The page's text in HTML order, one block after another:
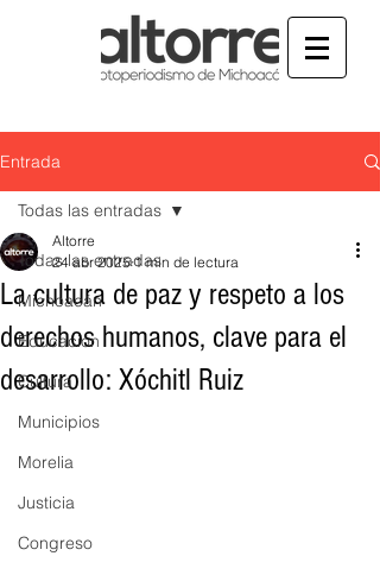
Entrada
Todas las entradas
Michoacán
Educación
Cultura
Municipios
Morelia
Justicia
Congreso
Todas las entradas
La cultura de paz y respeto a los
derechos humanos, clave para el
desarrollo: Xóchitl Ruiz
Altorre
24 abr 2025 1 min de lectura